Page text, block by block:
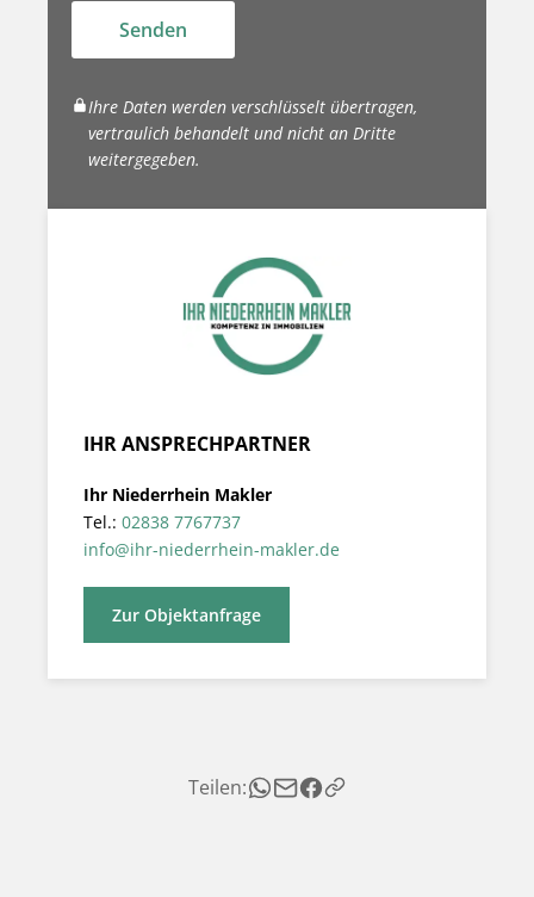
Senden
Ihre Daten werden verschlüsselt übertragen,
vertraulich behandelt und nicht an Dritte
weitergegeben.
IHR ANSPRECHPARTNER
Ihr Niederrhein Makler
Tel.: 02838 7767737
info@ihr-niederrhein-makler.de
Zur Objektanfrage
Teilen: